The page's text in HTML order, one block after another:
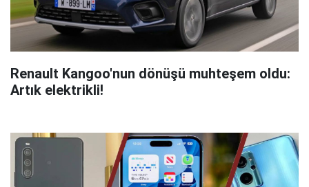
Renault Kangoo'nun dönüşü muhteşem oldu:
Artık elektrikli!